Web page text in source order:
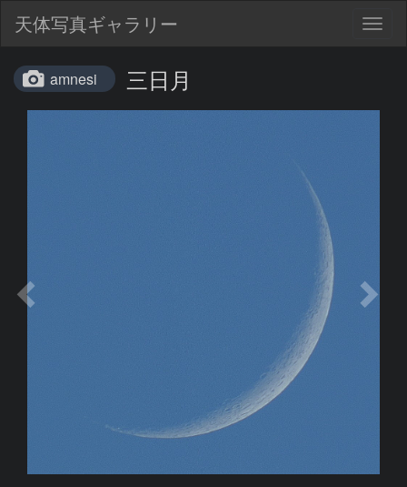
天体写真ギャラリー
amnesi 三日月